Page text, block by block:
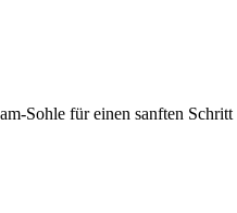
Sohle für einen sanften Schritt